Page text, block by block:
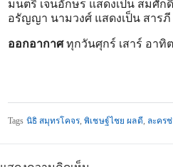
มนตรี เจนอักษร แสดงเป็น สมศักดิ์
อรัญญา นามวงศ์ แสดงเป็น สารภี
ออกอากาศทุกวันศุกร์ เสาร์ อาทิต
Tags นิธิ สมุทรโคจร,พิเชษฐ์ไชย ผลดี, ละคร